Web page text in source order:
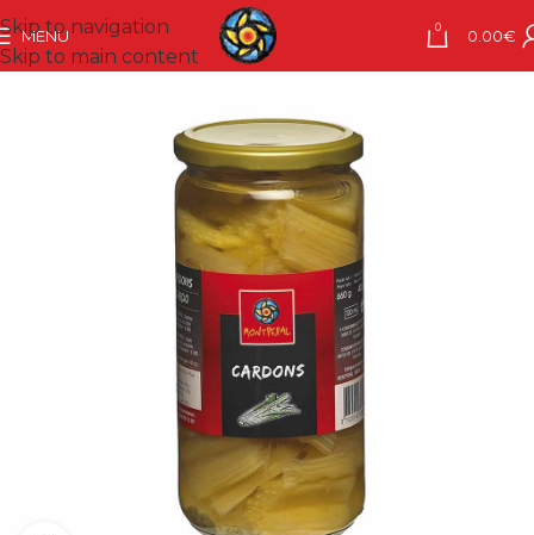
Skip to navigation
Skip to main content
MENU 0 0.00€